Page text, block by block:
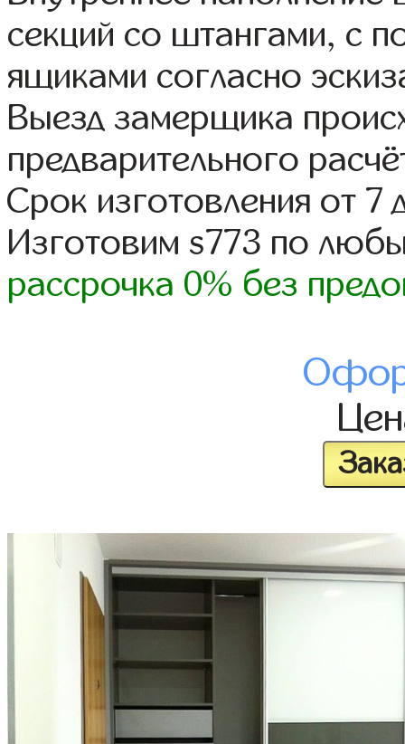
секций со штангами, с
ящиками согласно
Выезд замерщика
предварительного
Срок изготовления от 7
Изготовим s773 по
рассрочка 0% без